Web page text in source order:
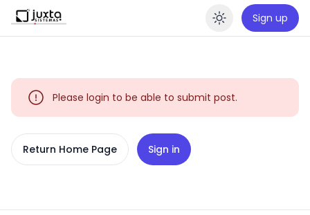
Enable
Sign up
Please login to be able to submit post.
Return Home Page Sign in